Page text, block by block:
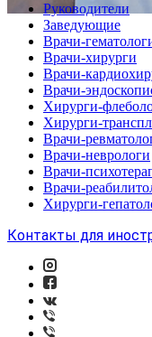
Руководители
Заведующие
Врачи-
Врачи-хирурги
Врачи-
Врачи-
Хирурги-
Хирурги-
Врачи-
Врачи-неврологи
Врачи-
Врачи-
Хирурги-
Контакты для